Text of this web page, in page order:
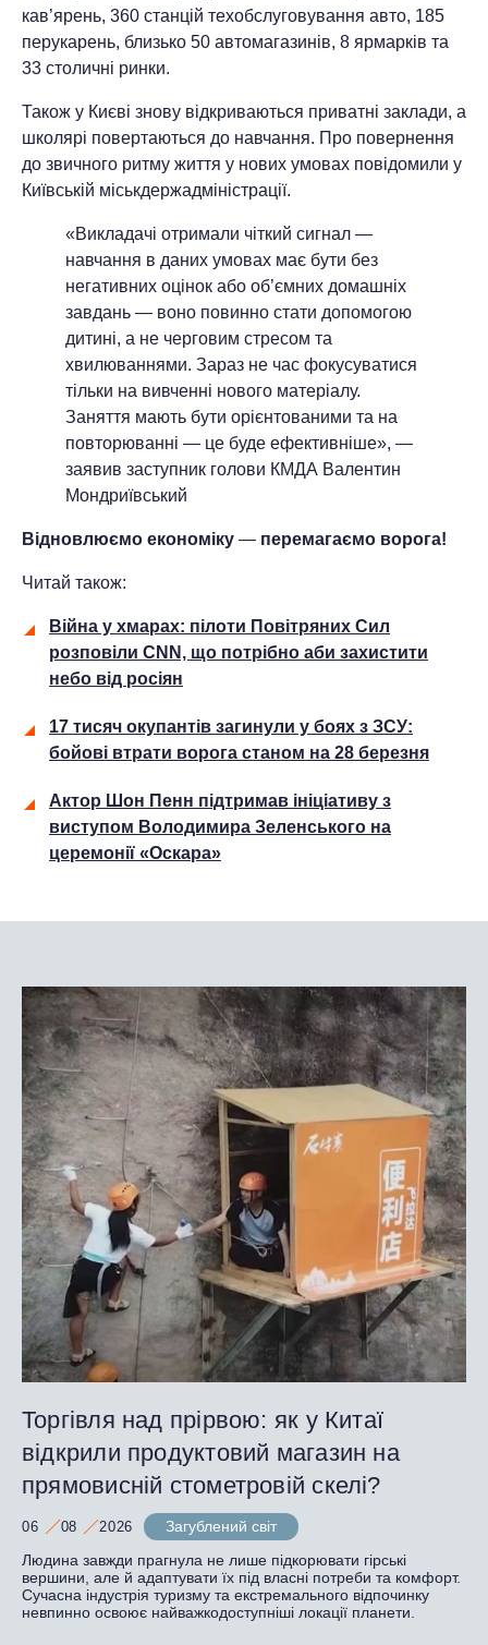
кав’ярень, 360 станцій техобслуговування авто, 185
перукарень, близько 50 автомагазинів, 8 ярмарків та
33 столичні ринки.
Також у Києві знову відкриваються приватні заклади, а
школярі повертаються до навчання. Про повернення
до звичного ритму життя у нових умовах повідомили у
Київській міськдержадміністрації.
«Викладачі отримали чіткий сигнал —
навчання в даних умовах має бути без
негативних оцінок або об’ємних домашніх
завдань — воно повинно стати допомогою
дитині, а не черговим стресом та
хвилюваннями. Зараз не час фокусуватися
тільки на вивченні нового матеріалу.
Заняття мають бути орієнтованими та на
повторюванні — це буде ефективніше», —
заявив заступник голови КМДА Валентин
Мондриївський
Відновлюємо економіку — перемагаємо ворога!
Читай також:
Війна у хмарах: пілоти Повітряних Сил
розповіли CNN, що потрібно аби захистити
небо від росіян
17 тисяч окупантів загинули у боях з ЗСУ:
бойові втрати ворога станом на 28 березня
Актор Шон Пенн підтримав ініціативу з
виступом Володимира Зеленського на
церемонії «Оскара»
Торгівля над прірвою: як у Китаї
відкрили продуктовий магазин на
прямовисній стометровій скелі?
06 08 2026
Загублений світ
Людина завжди прагнула не лише підкорювати гірські
вершини, але й адаптувати їх під власні потреби та комфорт.
Сучасна індустрія туризму та екстремального відпочинку
невпинно освоює найважкодоступніші локації планети.